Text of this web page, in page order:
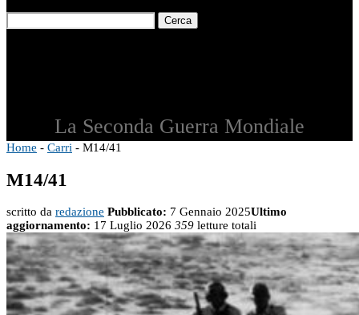
Cerca
La Seconda Guerra Mondiale
Home - Carri - M14/41
M14/41
scritto da redazione Pubblicato: 7 Gennaio 2025Ultimo
aggiornamento: 17 Luglio 2026 359 letture totali